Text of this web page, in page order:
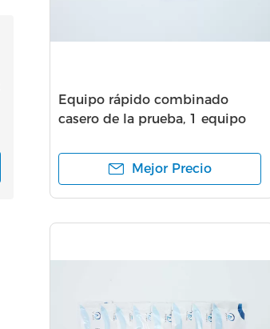
Equipo rápido combinado
casero de la prueba, 1 equipo
Mejor Precio